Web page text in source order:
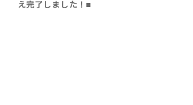
え完了しました！■